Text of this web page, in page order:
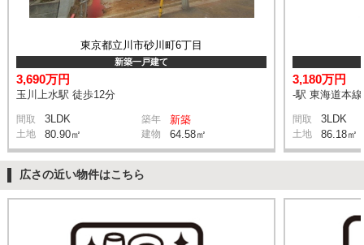
東京都立川市砂川町6丁目
新築一戸建て
3,690万円
玉川上水駅 徒歩12分
間取 3LDK 築年 新築
土地 80.90㎡ 建物 64.58㎡
3,180万円
-駅 東海道本
間取 3LDK
土地 86.18㎡
広さの近い物件はこちら